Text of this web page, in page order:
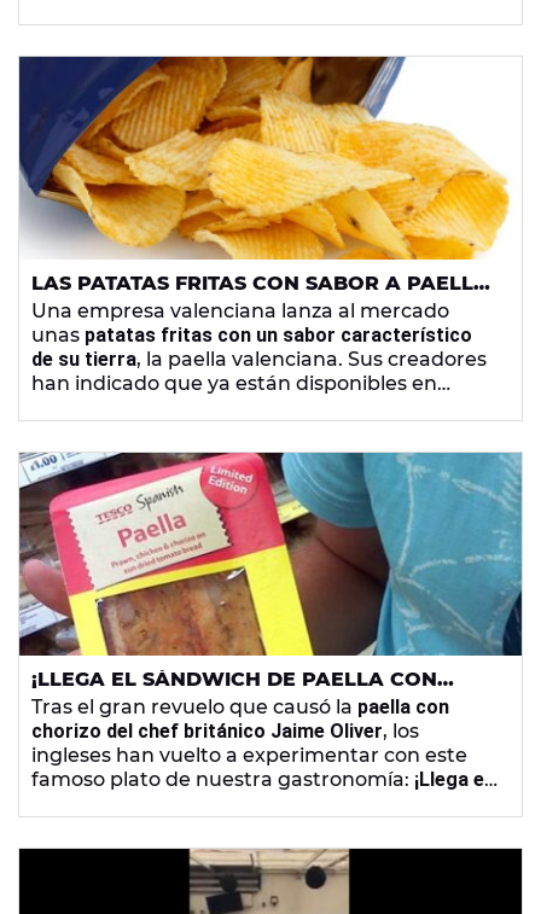
problema es que en Canadá parece que no
tienen claro este punto, ¡y la han liado pero
LAS PATATAS FRITAS CON SABOR A PAELLA
VALENCIANA HAN LLEGADO AL MERCADO
Una empresa valenciana lanza al mercado
unas patatas fritas con un sabor característico
de su tierra, la paella valenciana. Sus creadores
han indicado que ya están disponibles en
¡LLEGA EL SÁNDWICH DE PAELLA CON
CHORIZO!
Tras el gran revuelo que causó la paella con
chorizo del chef británico Jaime Oliver, los
ingleses han vuelto a experimentar con este
famoso plato de nuestra gastronomía: ¡Llega el